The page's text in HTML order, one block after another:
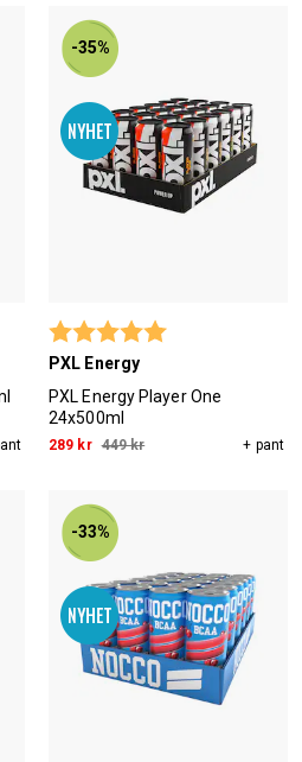
-35%
Betyg:
PXL Energy
PXL Energy Player One
24x500ml
289 kr 449 kr + pant
-33%